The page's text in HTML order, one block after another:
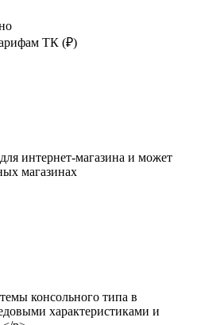
ТК (₽)
интернет-магазина и может
магазинах
консольного типа в
характеристиками и